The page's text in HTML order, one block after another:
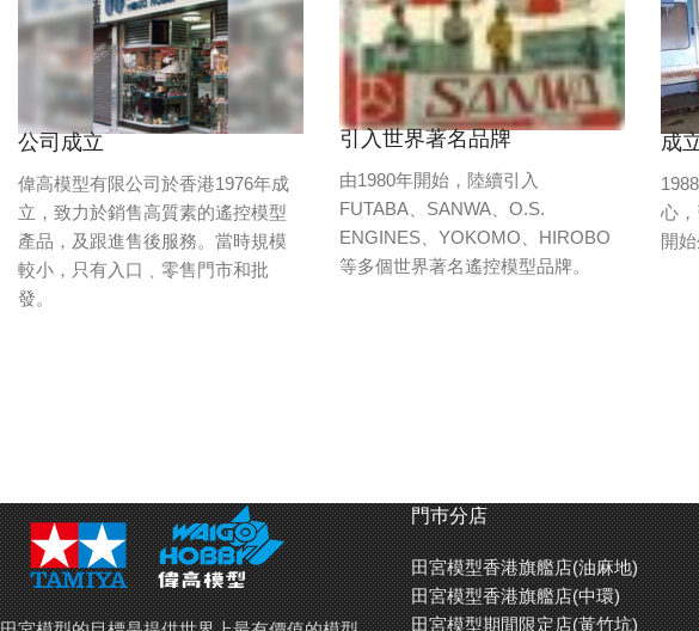
公司成立
偉高模型有限公司於香港1976年成
立，致力於銷售高質素的遙控模型
產品，及跟進售後服務。當時規模
較小，只有入口﹑零售門市和批
發。
引入世界著名品牌
由1980年開始，陸續引入
FUTABA、SANWA、O.S.
ENGINES、YOKOMO、HIROBO
等多個世界著名遙控模型品牌。
成
心
開始
門巿分店
田宮模型香港旗艦店(油麻地)
田宮模型香港旗艦店(中環)
田宮模型期間限定店(黃竹坑)